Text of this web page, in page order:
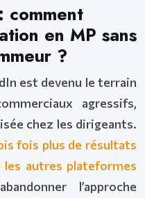
comment
en MP sans
?
est devenu le terrain
agressifs,
chez les dirigeants.
fois plus de résultats
les autres plateformes
l’approche